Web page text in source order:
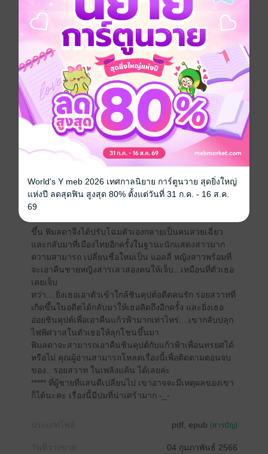
ประเทศฝรั่งเศส ซึ่งพิมลดารู้สึกขอบคุณแก้วฟ้าในเรื่องนี้
โดยที่ไม่รู้ว่าความหวังดีของแก้วฟ้านั้นเป็นความหวังดีจอม
ปลอม เพื่อที่จะกำจัดพิมลดาให้ออกไปจากชีวิตของชินคุปต์
พิมลดาลงสมัครเรียนกับมาเรีย คุสโซในทันที ที่ชินคุปต์คน
รักอนุญาตให้เธอไปทำตามความฝัน เพื่อพัฒนาฝีมือ
ทางการแสดง...ทั้งสองคนต่างเศร้าใจที่จะต้องห่างกัน แต่
เพราะคอร์สการเรียนที่มีระยะเวลาเพียงไม่กี่เดือน บวกกับ
ช่องทางโซเชียลที่จะทำให้ทั้งคู่สามารถติดต่อกันได้สะดวก
โดยไม่ต้องห่วงถึงความสัมพันธ์ที่มีระยะห่างกัน ชินคุปต์จึง
ยินยอมที่จะให้คนรักไปเรียนที่ต่างประเทศ
ทว่าหลังจากที่พิมลดาได้มาเรียนการแสดงที่ฝรั่งเศส เธอ
กลับต้องได้รับข่าวร้าย...เพราะพี่ชายของเธอได้เสียชีวิต
และที่น่าเศร้าใจไปกว่านั้น ในข่าววงการบันเทิงในเมือง
ไทย...มีข่าวของแก้วฟ้ากับชินคุปต์คบหากันอย่างเปิดเผย
พิมลดาที่ได้รับรู้ข่าวของพี่ชายที่ฆ่าตัวตาย เพราะการ
ทรยศหักหลังของชินคุปต์คนรักของเธอที่ไปคบหากับแก้ว
ฟ้า ความเศร้าเสียใจเกาะกุมจิตใจของเธออย่างแสนสาหัส
ขึ้น พิมลดาจึงได้ปรับโฉมตัวเองกลายเป็นคนสวยเฉี่ยว
และกลับมาที่เมืองไทยอีกครั้งในฐานะนักแสดงสาวมาก
ความสามารถ เปลี่ยนชื่อใหม่เป็น แอลลี่ หญิงสาวพร้อมที่
จะเอาคืนชายหญิงสารเลวสองคนให้เจ็บ...เหมือนที่ตัวเธอ
เคยเจ็บ
ทว่า....ยิ่งเธอเอาตัวเข้าใกล้ชินคุปต์อดีตคนรัก รอยสวาทที่
เกิดขึ้นในอดีตได้กลับมาให้เธอคิดถึงอีกครั้ง และยิ่งเธอ
อ่อยชินคุปต์เพื่อเอาคืนแก้วฟ้ามากเท่าไหร่....เขากลับปลุก
ไฟพิศวาสในตัวเธอให้ลุกโชนขึ้นมา
พิมลดาจะสามารถเอาคืนชินคุปต์กับแก้วฟ้าเพื่อนทรยศได้
หรือไม่ คุณผู้อ่านสามารถโหลดเรื่องนี้เพื่อติดตามตอนจบ
ของ...รอยสวาท ในเพลิงแค้น ได้เลยค่ะ
***** ที่ผู้ชายที่แสนดีเปลี่ยนไป เขาอาจจะมีเหตุผลของเขา
ก็ได้นะคะ เรื่องนี้มีปมที่น่าเศร้ามาก -_-
pdf, epub (สารบัญ)
04 กุมภาพันธ์ 2566
World's Y meb 2026 เทศกาลนิยาย การ์ตูนวาย สุดยิ่งใหญ่
แห่งปี ลดสุดฟิน สูงสุด 80% ตั้งแต่วันที่ 31 ก.ค. - 16 ส.ค.
69